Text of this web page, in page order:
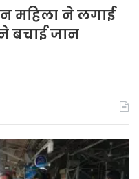
महिला ने लगाई
बचाई जान